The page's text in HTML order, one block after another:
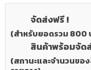
จัดส่งฟรี !
(สำหรับยอดรวม 800
สินค้าพร้อมจัด
(สถานะและจำนวนขอ